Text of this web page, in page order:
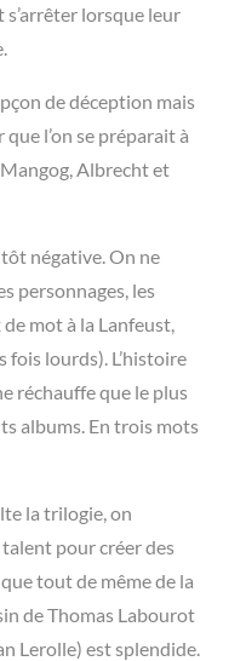
lorsque leur
de déception mais
l’on se préparait à
Albrecht et
négative. On ne
personnages, les
mot à la Lanfeust,
lourds). L’histoire
réchauffe que le plus
albums. En trois mots
la trilogie, on
pour créer des
tout de même de la
de Thomas Labourot
Lerolle) est splendide.